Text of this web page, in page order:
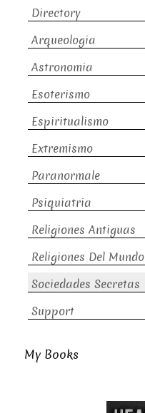
Directory
Arqueologia
Astronomia
Esoterismo
Espiritualismo
Extremismo
Paranormale
Psiquiatria
Religiones Antiguas
Religiones Del Mundo
Sociedades Secretas
Support
My Books